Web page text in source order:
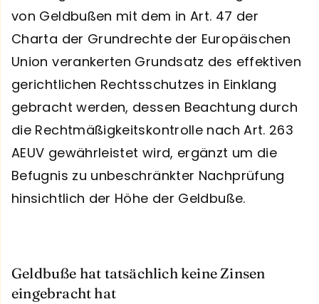
von Geldbußen mit dem in Art. 47 der
Charta der Grundrechte der Europäischen
Union verankerten Grundsatz des effektiven
gerichtlichen Rechtsschutzes in Einklang
gebracht werden, dessen Beachtung durch
die Rechtmäßigkeitskontrolle nach Art. 263
AEUV gewährleistet wird, ergänzt um die
Befugnis zu unbeschränkter Nachprüfung
hinsichtlich der Höhe der Geldbuße.
Geldbuße hat tatsächlich keine Zinsen
eingebracht hat